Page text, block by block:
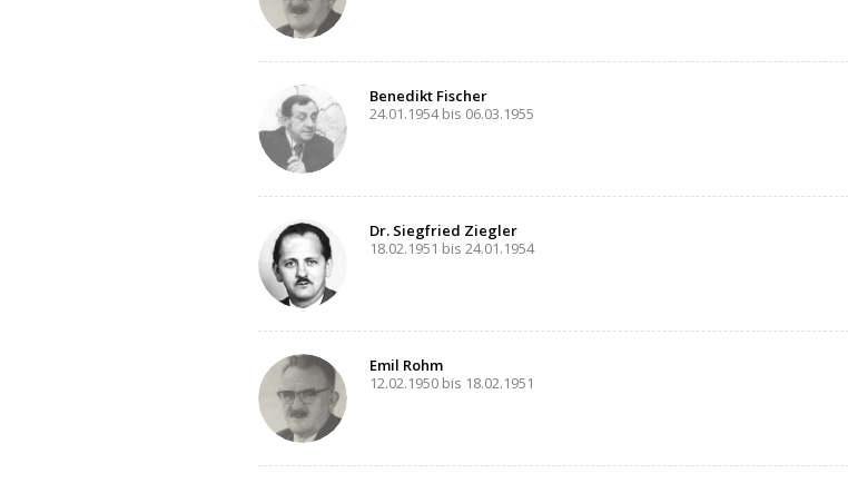
Benedikt Fischer
24.01.1954 bis 06.03.1955
Dr. Siegfried Ziegler
18.02.1951 bis 24.01.1954
Emil Rohm
12.02.1950 bis 18.02.1951